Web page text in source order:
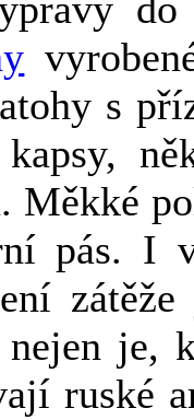
s
pás. I
je,
ruské